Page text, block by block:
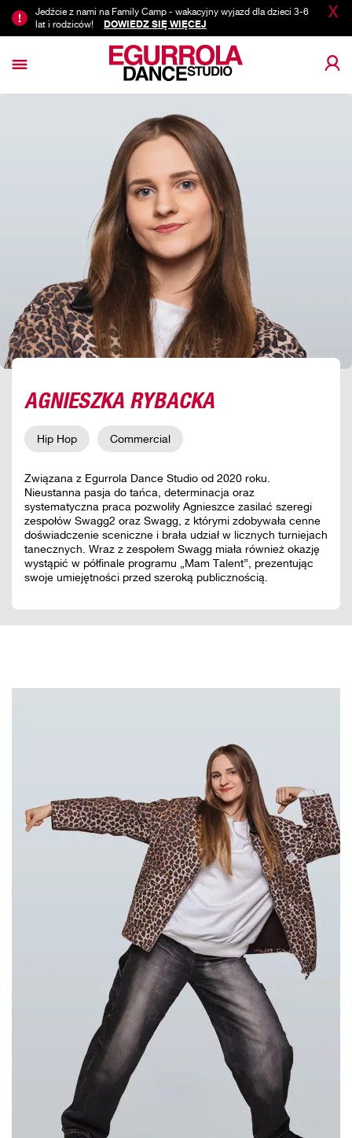
X
Jedźcie z nami na Family Camp - wakacyjny wyjazd dla dzieci 3-6
lat i rodziców!
DOWIEDZ SIĘ WIĘCEJ
AGNIESZKA RYBACKA
Hip Hop Commercial
Związana z Egurrola Dance Studio od 2020 roku.
Nieustanna pasja do tańca, determinacja oraz
systematyczna praca pozwoliły Agnieszce zasilać szeregi
zespołów Swagg2 oraz Swagg, z którymi zdobywała cenne
doświadczenie sceniczne i brała udział w licznych turniejach
tanecznych. Wraz z zespołem Swagg miała również okazję
wystąpić w półfinale programu „Mam Talent”, prezentując
swoje umiejętności przed szeroką publicznością.